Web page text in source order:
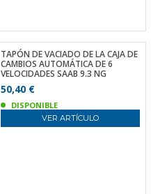
TAPÓN DE VACIADO DE LA CAJA DE
CAMBIOS AUTOMÁTICA DE 6
VELOCIDADES SAAB 9.3 NG
50,40 €
DISPONIBLE
VER ARTÍCULO